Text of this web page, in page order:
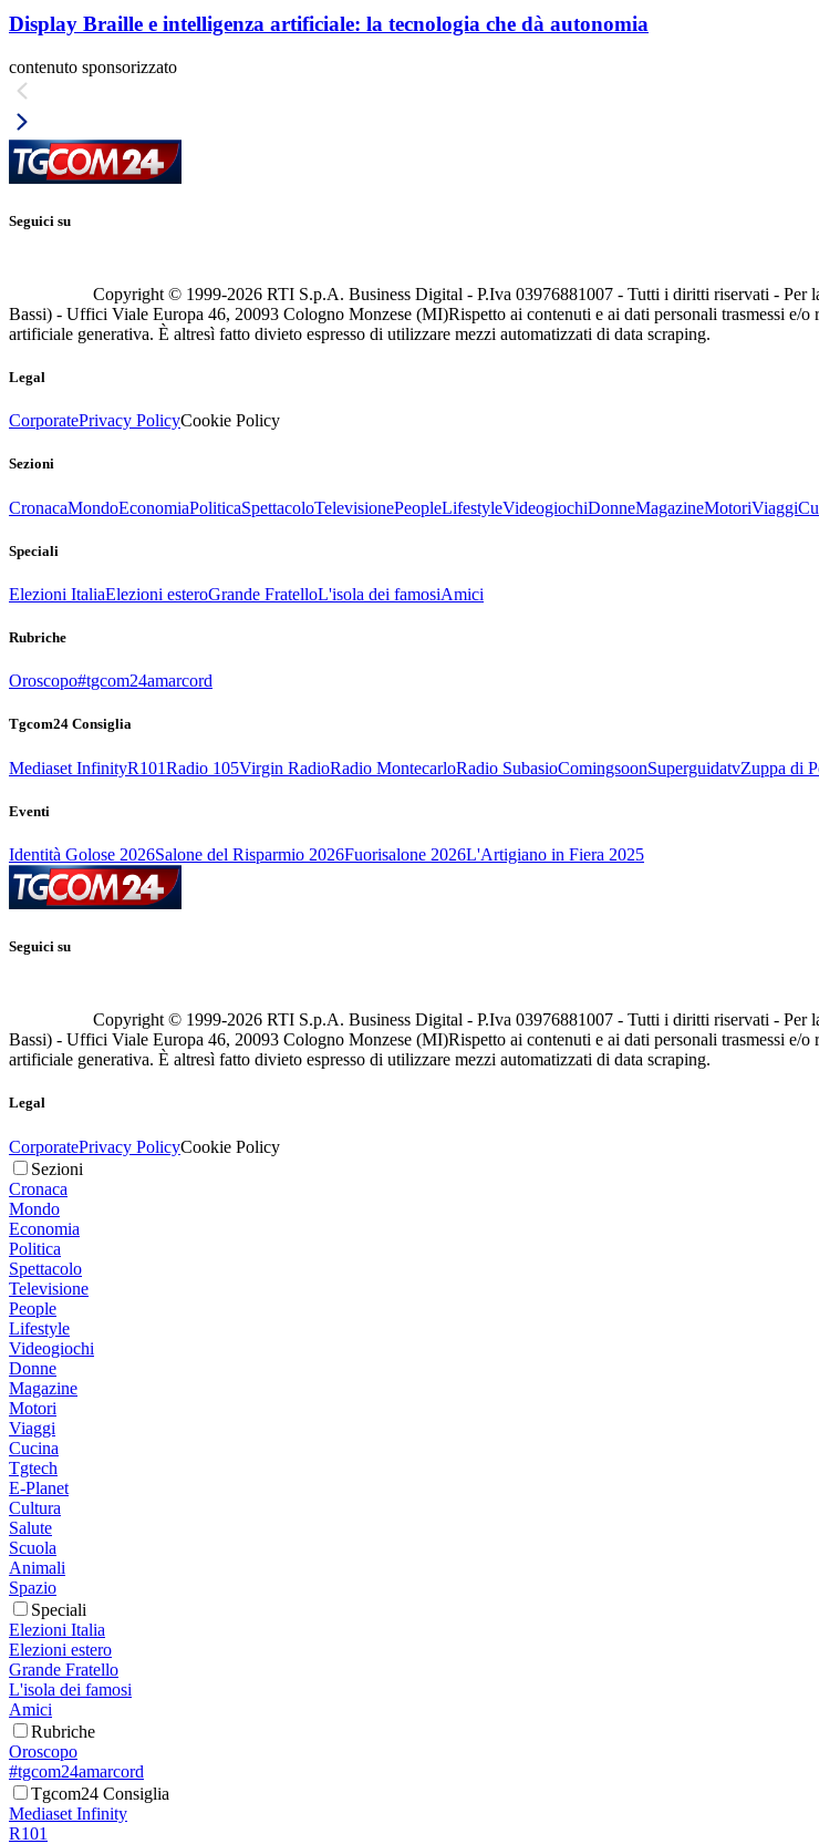
Display Braille e intelligenza artificiale: la tecnologia che dà autonomia
contenuto sponsorizzato
Seguici su
Copyright © 1999-2026 RTI S.p.A. Business Digital - P.Iva 03976881007 - Tutti i diritti riservati - Per
Bassi) - Uffici Viale Europa 46, 20093 Cologno Monzese (MI)Rispetto ai contenuti e ai dati personali trasmessi e/
artificiale generativa. È altresì fatto divieto espresso di utilizzare mezzi automatizzati di data scraping.
Legal
CorporatePrivacy PolicyCookie Policy
Sezioni
CronacaMondoEconomiaPoliticaSpettacoloTelevisionePeopleLifestyleVideogiochiDonneMagazineMotoriViaggi
Speciali
Elezioni ItaliaElezioni esteroGrande FratelloL'isola dei famosiAmici
Rubriche
Oroscopo#tgcom24amarcord
Tgcom24 Consiglia
Mediaset InfinityR101Radio 105Virgin RadioRadio MontecarloRadio SubasioComingsoonSuperguidatvZuppa di
Eventi
Identità Golose 2026Salone del Risparmio 2026Fuorisalone 2026L'Artigiano in Fiera 2025
Seguici su
Copyright © 1999-2026 RTI S.p.A. Business Digital - P.Iva 03976881007 - Tutti i diritti riservati - Per
Bassi) - Uffici Viale Europa 46, 20093 Cologno Monzese (MI)Rispetto ai contenuti e ai dati personali trasmessi e/
artificiale generativa. È altresì fatto divieto espresso di utilizzare mezzi automatizzati di data scraping.
Legal
CorporatePrivacy PolicyCookie Policy
Sezioni
Cronaca
Mondo
Economia
Politica
Spettacolo
Televisione
People
Lifestyle
Videogiochi
Donne
Magazine
Motori
Viaggi
Cucina
Tgtech
E-Planet
Cultura
Salute
Scuola
Animali
Spazio
Speciali
Elezioni Italia
Elezioni estero
Grande Fratello
L'isola dei famosi
Amici
Rubriche
Oroscopo
#tgcom24amarcord
Tgcom24 Consiglia
Mediaset Infinity
R101